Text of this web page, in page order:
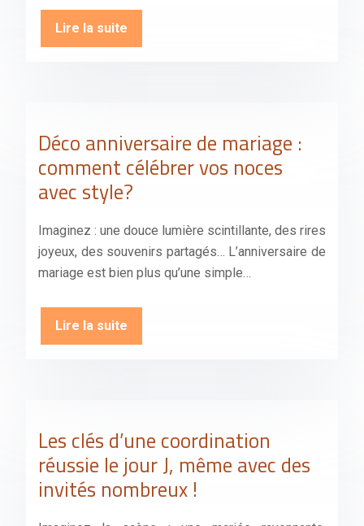
Lire la suite
Déco anniversaire de mariage :
comment célébrer vos noces
avec style?
Imaginez : une douce lumière scintillante, des rires
joyeux, des souvenirs partagés… L’anniversaire de
mariage est bien plus qu’une simple…
Lire la suite
Les clés d’une coordination
réussie le jour J, même avec des
invités nombreux !